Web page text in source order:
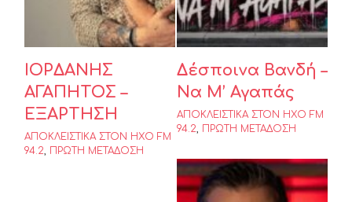
ΙΟΡΔΑΝΗΣ
ΑΓΑΠΗΤΟΣ –
ΕΞΑΡΤΗΣΗ
ΑΠΟΚΛΕΙΣΤΙΚΑ ΣΤΟΝ ΗΧΟ FM
94.2
ΠΡΩΤΗ ΜΕΤΑΔΟΣΗ
Δέσποινα Βανδή –
Να Μ’ Αγαπάς
ΑΠΟΚΛΕΙΣΤΙΚΑ ΣΤΟΝ ΗΧΟ FM
94.2
ΠΡΩΤΗ ΜΕΤΑΔΟΣΗ